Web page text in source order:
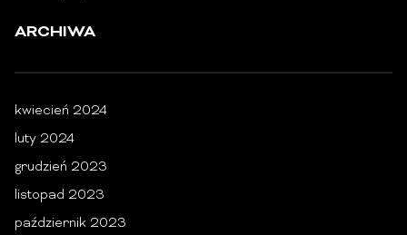
ARCHIWA
kwiecień 2024
luty 2024
grudzień 2023
listopad 2023
październik 2023